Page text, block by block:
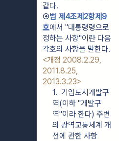
같다.
④법 제4조제2항제9
호에서 "대통령령으로
정하는 사항"이란 다음
<개정 2008.2.29,
2011.8.25,
2013.3.23>
1.  기업도시개발구
역(이하 "개발구
역"이라 한다) 주변
의 광역교통체계 개
선에 관한 사항